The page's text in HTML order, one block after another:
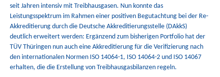
seit Jahren intensiv mit Treibhausgasen. Nun konnte das
Leistungsspektrum im Rahmen einer positiven Begutachtung bei der Re-
Akkreditierung durch die Deutsche Akkreditierungsstelle (DAkkS)
deutlich erweitert werden: Ergänzend zum bisherigen Portfolio hat der
TÜV Thüringen nun auch eine Akkreditierung für die Verifizierung nach
den internationalen Normen ISO 14064-1, ISO 14064-2 und ISO 14067
erhalten, die die Erstellung von Treibhausgasbilanzen regeln.